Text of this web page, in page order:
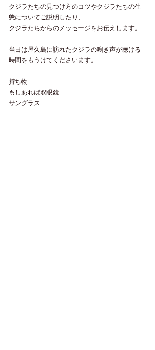
クジラたちの見つけ方のコツやクジラたちの生
態についてご説明したり、
クジラたちからのメッセージをお伝えします。
当日は屋久島に訪れたクジラの鳴き声が聴ける
時間をもうけてくださいます。
持ち物
もしあれば双眼鏡
サングラス